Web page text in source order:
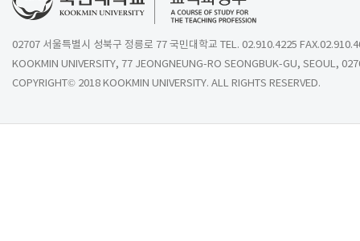
02707 서울특별시 성북구 정릉로 77 국민대학교 TEL. 02.910.4225
KOOKMIN UNIVERSITY, 77 JEONGNEUNG-RO SEONGBUK-GU, SEOUL,
COPYRIGHT© 2018 KOOKMIN UNIVERSITY. ALL RIGHTS RESERVED.